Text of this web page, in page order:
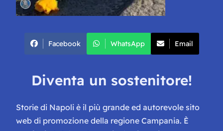
Facebook WhatsApp Email
Diventa un sostenitore!
Storie di Napoli è il più grande ed autorevole sito
web di promozione della regione Campania. È